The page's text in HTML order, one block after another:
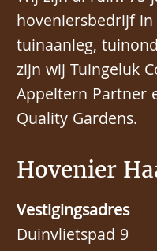
Hovenier
Vestigingsadres
Duinvlietspad 9
hoveniersbedrijf
tuinaanleg,
zijn wij Tuingeluk
Appeltern Partner
Quality Gardens.